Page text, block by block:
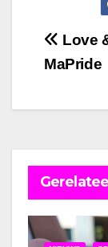
Love
MaPride